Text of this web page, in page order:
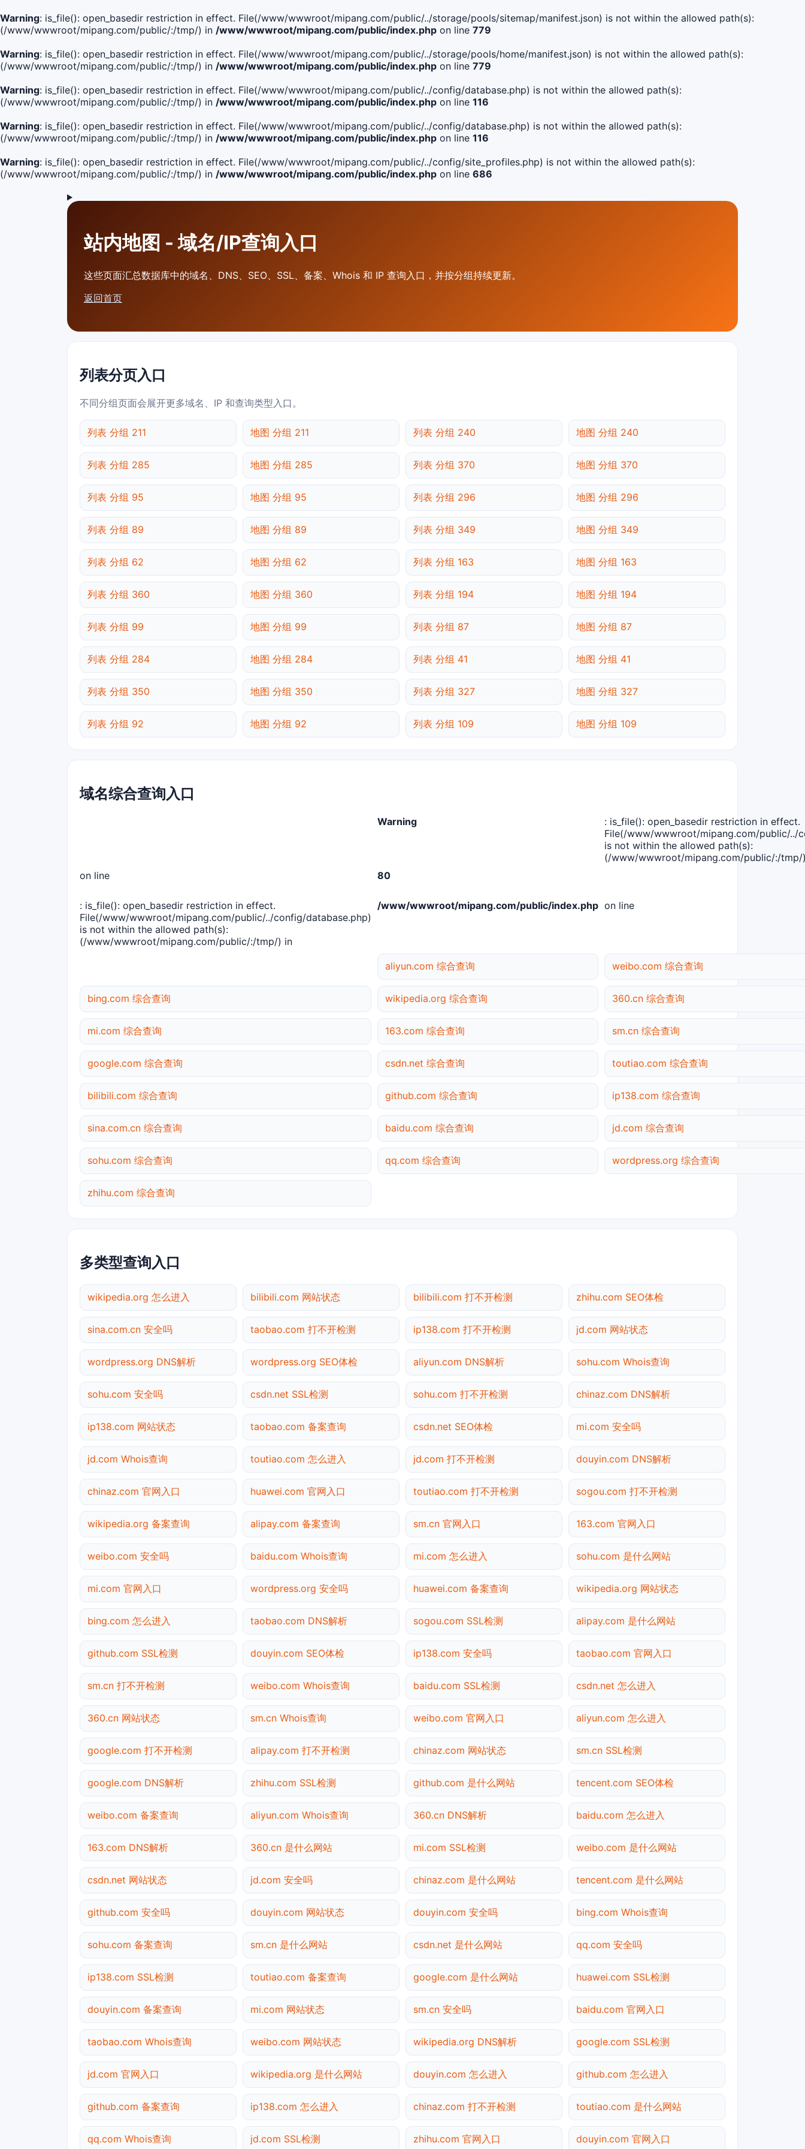
Warning: is_file(): open_basedir restriction in effect. File(/www/wwwroot/mipang.com/public/../storage/pools/sitemap/manifest.json) is not within the allowed path(s):
(/www/wwwroot/mipang.com/public/:/tmp/) in /www/wwwroot/mipang.com/public/index.php on line 779
Warning: is_file(): open_basedir restriction in effect. File(/www/wwwroot/mipang.com/public/../storage/pools/home/manifest.json) is not within the allowed path(s):
(/www/wwwroot/mipang.com/public/:/tmp/) in /www/wwwroot/mipang.com/public/index.php on line 779
Warning: is_file(): open_basedir restriction in effect. File(/www/wwwroot/mipang.com/public/../config/database.php) is not within the allowed path(s):
(/www/wwwroot/mipang.com/public/:/tmp/) in /www/wwwroot/mipang.com/public/index.php on line 116
Warning: is_file(): open_basedir restriction in effect. File(/www/wwwroot/mipang.com/public/../config/database.php) is not within the allowed path(s):
(/www/wwwroot/mipang.com/public/:/tmp/) in /www/wwwroot/mipang.com/public/index.php on line 116
Warning: is_file(): open_basedir restriction in effect. File(/www/wwwroot/mipang.com/public/../config/site_profiles.php) is not within the allowed path(s):
(/www/wwwroot/mipang.com/public/:/tmp/) in /www/wwwroot/mipang.com/public/index.php on line 686
站内地图 - 域名/IP查询入口
这些页面汇总数据库中的域名、DNS、SEO、SSL、备案、Whois 和 IP 查询入口，并按分组持续更新。
返回首页
列表分页入口
不同分组页面会展开更多域名、IP 和查询类型入口。
列表 分组 211 地图 分组 211 列表 分组 240 地图 分组 240
列表 分组 285 地图 分组 285 列表 分组 370 地图 分组 370
列表 分组 95 地图 分组 95 列表 分组 296 地图 分组 296
列表 分组 89 地图 分组 89 列表 分组 349 地图 分组 349
列表 分组 62 地图 分组 62 列表 分组 163 地图 分组 163
列表 分组 360 地图 分组 360 列表 分组 194 地图 分组 194
列表 分组 99 地图 分组 99 列表 分组 87 地图 分组 87
列表 分组 284 地图 分组 284 列表 分组 41 地图 分组 41
列表 分组 350 地图 分组 350 列表 分组 327 地图 分组 327
列表 分组 92 地图 分组 92 列表 分组 109 地图 分组 109
域名综合查询入口
Warning
: is_file(): open_basedir restriction in effect.
File(/www/wwwroot/mipang.com/public/../
is not within the allowed path(s):
(/www/wwwroot/mipang.com/public/:/tmp/
on line
80
: is_file(): open_basedir restriction in effect.
File(/www/wwwroot/mipang.com/public/../config/database.php)
is not within the allowed path(s):
(/www/wwwroot/mipang.com/public/:/tmp/) in
/www/wwwroot/mipang.com/public/index.php on line
aliyun.com 综合查询 weibo.com 综合查询
bing.com 综合查询 wikipedia.org 综合查询 360.cn 综合查询
mi.com 综合查询 163.com 综合查询 sm.cn 综合查询
google.com 综合查询 csdn.net 综合查询 toutiao.com 综合查询
bilibili.com 综合查询 github.com 综合查询 ip138.com 综合查询
sina.com.cn 综合查询 baidu.com 综合查询 jd.com 综合查询
sohu.com 综合查询 qq.com 综合查询 wordpress.org 综合查询
zhihu.com 综合查询
多类型查询入口
wikipedia.org 怎么进入 bilibili.com 网站状态 bilibili.com 打不开检测 zhihu.com SEO体检
sina.com.cn 安全吗 taobao.com 打不开检测 ip138.com 打不开检测 jd.com 网站状态
wordpress.org DNS解析 wordpress.org SEO体检 aliyun.com DNS解析 sohu.com Whois查询
sohu.com 安全吗 csdn.net SSL检测 sohu.com 打不开检测 chinaz.com DNS解析
ip138.com 网站状态 taobao.com 备案查询 csdn.net SEO体检 mi.com 安全吗
jd.com Whois查询 toutiao.com 怎么进入 jd.com 打不开检测 douyin.com DNS解析
chinaz.com 官网入口 huawei.com 官网入口 toutiao.com 打不开检测 sogou.com 打不开检测
wikipedia.org 备案查询 alipay.com 备案查询 sm.cn 官网入口 163.com 官网入口
weibo.com 安全吗 baidu.com Whois查询 mi.com 怎么进入 sohu.com 是什么网站
mi.com 官网入口 wordpress.org 安全吗 huawei.com 备案查询 wikipedia.org 网站状态
bing.com 怎么进入 taobao.com DNS解析 sogou.com SSL检测 alipay.com 是什么网站
github.com SSL检测 douyin.com SEO体检 ip138.com 安全吗 taobao.com 官网入口
sm.cn 打不开检测 weibo.com Whois查询 baidu.com SSL检测 csdn.net 怎么进入
360.cn 网站状态 sm.cn Whois查询 weibo.com 官网入口 aliyun.com 怎么进入
google.com 打不开检测 alipay.com 打不开检测 chinaz.com 网站状态 sm.cn SSL检测
google.com DNS解析 zhihu.com SSL检测 github.com 是什么网站 tencent.com SEO体检
weibo.com 备案查询 aliyun.com Whois查询 360.cn DNS解析 baidu.com 怎么进入
163.com DNS解析 360.cn 是什么网站 mi.com SSL检测 weibo.com 是什么网站
csdn.net 网站状态 jd.com 安全吗 chinaz.com 是什么网站 tencent.com 是什么网站
github.com 安全吗 douyin.com 网站状态 douyin.com 安全吗 bing.com Whois查询
sohu.com 备案查询 sm.cn 是什么网站 csdn.net 是什么网站 qq.com 安全吗
ip138.com SSL检测 toutiao.com 备案查询 google.com 是什么网站 huawei.com SSL检测
douyin.com 备案查询 mi.com 网站状态 sm.cn 安全吗 baidu.com 官网入口
taobao.com Whois查询 weibo.com 网站状态 wikipedia.org DNS解析 google.com SSL检测
jd.com 官网入口 wikipedia.org 是什么网站 douyin.com 怎么进入 github.com 怎么进入
github.com 备案查询 ip138.com 怎么进入 chinaz.com 打不开检测 toutiao.com 是什么网站
qq.com Whois查询 jd.com SSL检测 zhihu.com 官网入口 douyin.com 官网入口